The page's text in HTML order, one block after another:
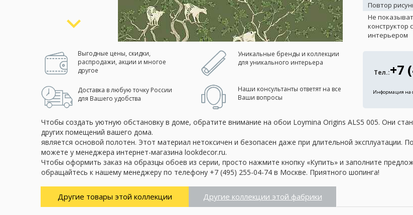
Выгодные цены, скидки,
распродажи, акции и многое
другое
Уникальные бренды и коллекции
для уникального интерьера
Доставка в любую точку России
для Вашего удобства
Наши консультанты ответят на все
Ваши вопросы
Повтор
Не
конструктор с
интерьером
Тел.:+7
Информация на
Чтобы создать уютную обстановку в доме, обратите внимание на обои Loymina Origins ALS5 005. Они
других помещений вашего дома.
является основой полотен. Этот материал нетоксичен и безопасен даже при длительной
можете у менеджера интернет-магазина lookdecor.ru.
Чтобы оформить заказ на образцы обоев из серии, просто нажмите кнопку «Купить» и заполните
обращайтесь к нашему менеджеру по телефону +7 (495) 255-04-74 в Москве. Приятного шопинга!
Другие товары этой коллекции Другие коллекции этой фабрики